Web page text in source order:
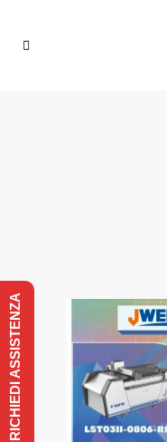
RICHIEDI ASSISTENZA